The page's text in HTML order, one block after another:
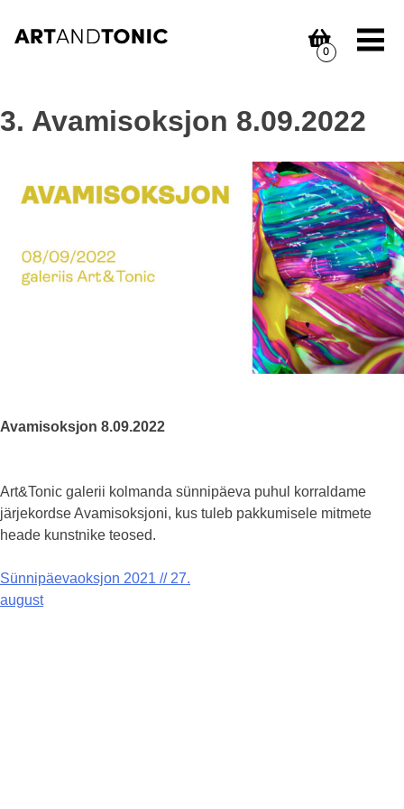
0
3. Avamisoksjon 8.09.2022
Avamisoksjon 8.09.2022
Art&Tonic galerii kolmanda sünnipäeva puhul korraldame
järjekordse Avamisoksjoni, kus tuleb pakkumisele mitmete
heade kunstnike teosed.
Navigeerimine
Sünnipäevaoksjon 2021 // 27.
august